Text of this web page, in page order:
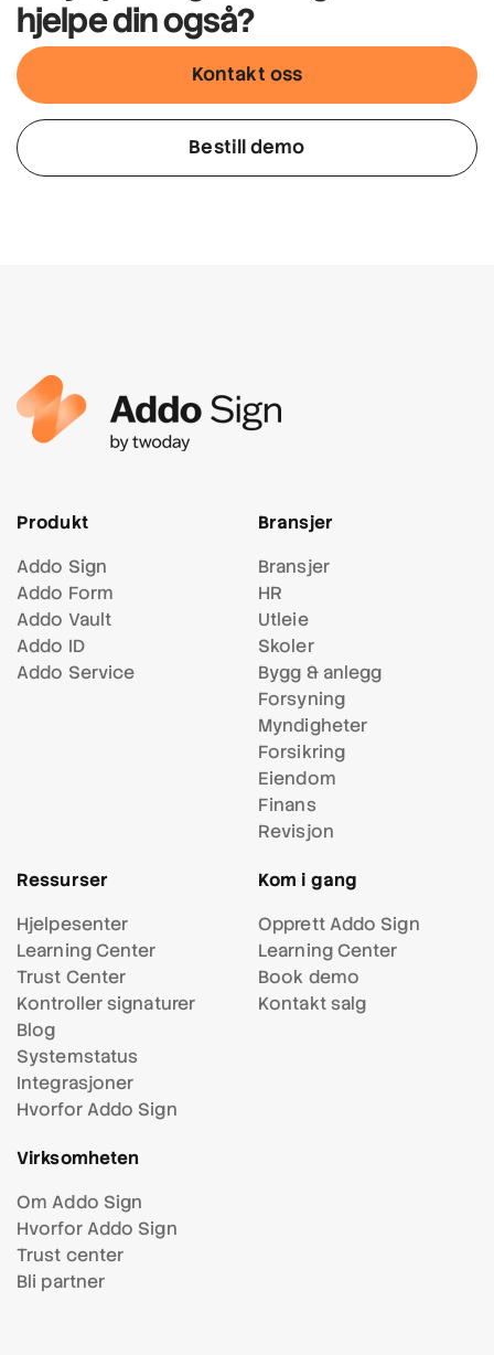
hjelpe din også?
Kontakt oss
Bestill demo
Produkt
Addo Sign
Addo Form
Addo Vault
Addo ID
Addo Service
Bransjer
Bransjer
HR
Utleie
Skoler
Bygg & anlegg
Forsyning
Myndigheter
Forsikring
Eiendom
Finans
Revisjon
Ressurser
Hjelpesenter
Learning Center
Trust Center
Kontroller signaturer
Blog
Systemstatus
Integrasjoner
Hvorfor Addo Sign
Kom i gang
Opprett Addo Sign
Learning Center
Book demo
Kontakt salg
Virksomheten
Om Addo Sign
Hvorfor Addo Sign
Trust center
Bli partner